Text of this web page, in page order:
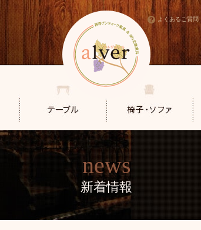
よくあるご質問
news
新着情報